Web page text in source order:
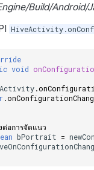
Build/Android/
void
.
.
อการจัดแนว
bPortrait =